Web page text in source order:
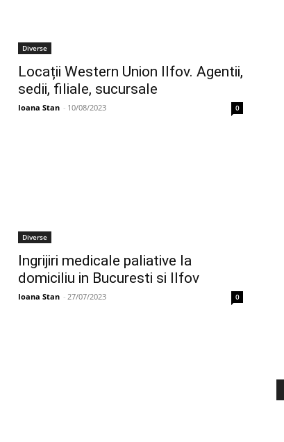
Diverse
Locații Western Union Ilfov. Agentii,
sedii, filiale, sucursale
Ioana Stan - 10/08/2023 0
Diverse
Ingrijiri medicale paliative la
domiciliu in Bucuresti si Ilfov
Ioana Stan - 27/07/2023 0